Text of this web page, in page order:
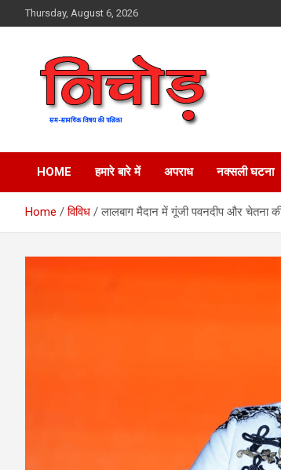
to
Thursday, August 6, 2026
Nichod
HOME हमारे बारे में अपराध नक्सली घटना
Home विविध लालबाग मैदान में गूंजी पवनदीप और चेतना